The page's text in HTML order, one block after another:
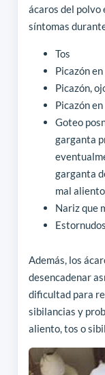
ácaros del polvo
síntomas
Tos
Picazón
Picazón,
Picazón
Goteo
garganta
garganta
mal
Nariz que
Estornudos
Además, los
desencadenar
dificultad para
sibilancias y
aliento, tos o